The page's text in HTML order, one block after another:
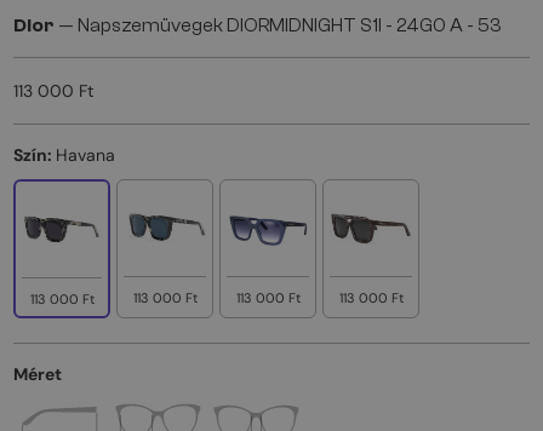
Dior — Napszemüvegek DIORMIDNIGHT S1I - 24G0 A - 53
113 000 Ft
Szín: Havana
113 000 Ft 113 000 Ft 113 000 Ft 113 000 Ft
Méret